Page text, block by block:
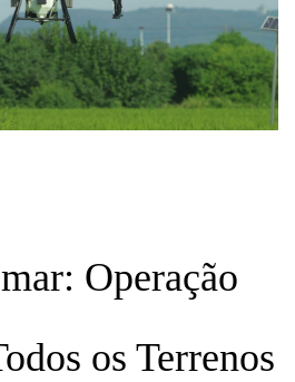
Operação
os Terrenos